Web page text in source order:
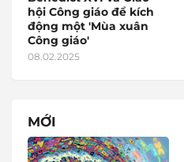
hội Công giáo để kích
động một 'Mùa xuân
Công giáo'
08.02.2025
MỚI